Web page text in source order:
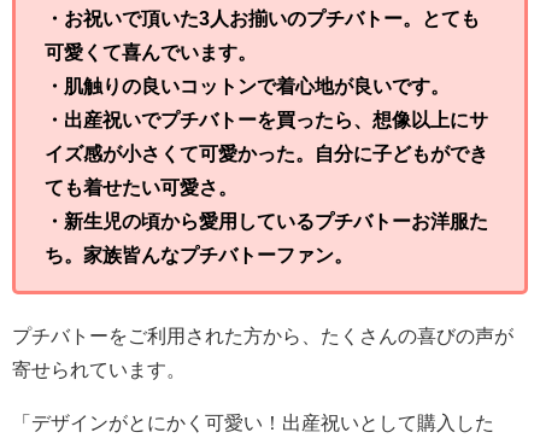
・お祝いで頂いた3人お揃いのプチバトー。とても
可愛くて喜んでいます。
・肌触りの良いコットンで着心地が良いです。
・出産祝いでプチバトーを買ったら、想像以上にサ
イズ感が小さくて可愛かった。
自分に子どもができ
ても着せたい可愛さ。
・新生児の頃から愛用しているプチバトーお洋服た
ち。家族皆んなプチバトーファン。
プチバトーをご利用された方から、たくさんの喜びの声が
寄せられています。
「デザインがとにかく可愛い！出産祝いとして購入した